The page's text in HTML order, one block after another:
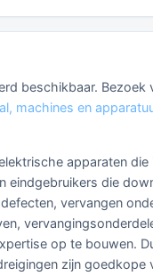
beschikbaar.
machines en
apparaten
die
vervangen
op te bouwen.
zijn